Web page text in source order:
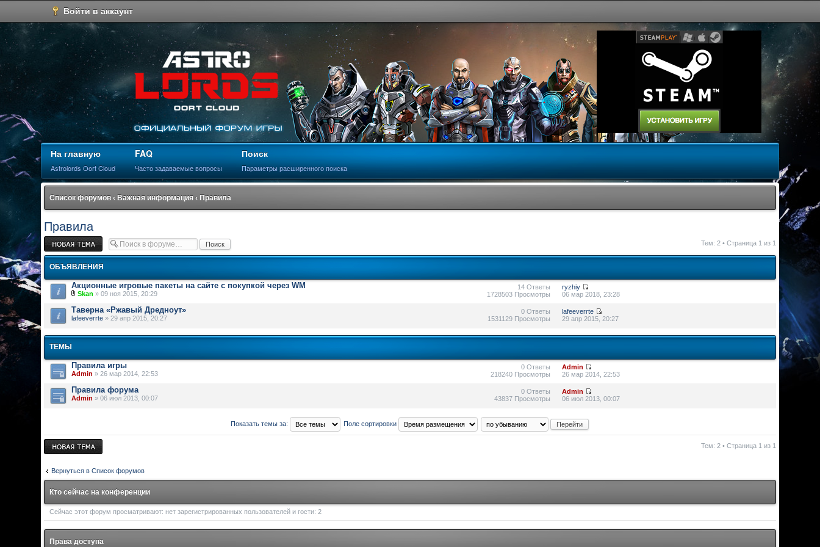
Войти в аккаунт
На главную
Astrolords Oort Cloud
FAQ
Часто задаваемые вопросы
Поиск
Параметры расширенного поиска
Список форумов ‹ Важная информация ‹ Правила
Правила
Новая тема Тем: 2 • Страница 1 из 1
ОБЪЯВЛЕНИЯ
Акционные игровые пакеты на сайте с покупкой через WM
Skan » 09 ноя 2015, 20:29
14 Ответы
1728503 Просмотры
ryzhiy
06 мар 2018, 23:28
Таверна «Ржавый Дредноут»
lafeeverrte » 29 апр 2015, 20:27
0 Ответы
1531129 Просмотры
lafeeverrte
29 апр 2015, 20:27
ТЕМЫ
Правила игры
Admin » 26 мар 2014, 22:53
0 Ответы
218240 Просмотры
Admin
26 мар 2014, 22:53
Правила форума
Admin » 06 июл 2013, 00:07
0 Ответы
43837 Просмотры
Admin
06 июл 2013, 00:07
Показать темы за: Поле сортировки
Новая тема Тем: 2 • Страница 1 из 1
Вернуться в Список форумов
Кто сейчас на конференции
Сейчас этот форум просматривают: нет зарегистрированных пользователей и гости: 2
Права доступа